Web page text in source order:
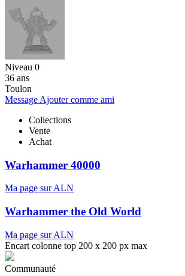
Niveau 0
36 ans
Toulon
Message Ajouter comme ami
Collections
Vente
Achat
Warhammer 40000
Ma page sur ALN
Warhammer the Old World
Ma page sur ALN
Encart colonne top 200 x 200 px max
Communauté